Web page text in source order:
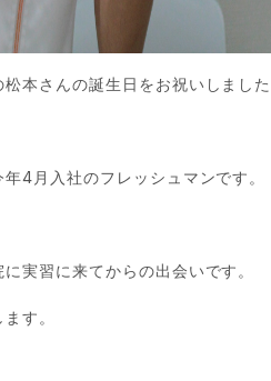
本さんの誕生日をお祝いしまし
4月入社のフレッシュマンです。
実習に来てからの出会いです。
す。